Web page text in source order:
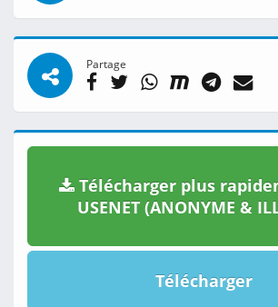
Partage
Télécharger plus
USENET (ANONYME &
Télécharger